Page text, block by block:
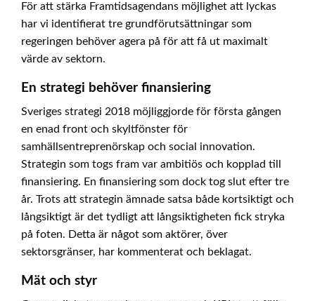
För att stärka Framtidsagendans möjlighet att lyckas
har vi identifierat tre grundförutsättningar som
regeringen behöver agera på för att få ut maximalt
värde av sektorn.
En strategi behöver finansiering
Sveriges strategi 2018 möjliggjorde för första gången
en enad front och skyltfönster för
samhällsentreprenörskap och social innovation.
Strategin som togs fram var ambitiös och kopplad till
finansiering. En finansiering som dock tog slut efter tre
år. Trots att strategin ämnade satsa både kortsiktigt och
långsiktigt är det tydligt att långsiktigheten fick stryka
på foten. Detta är något som aktörer, över
sektorsgränser, har kommenterat och beklagat.
Mät och styr